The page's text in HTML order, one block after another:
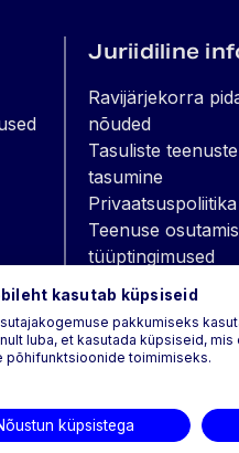
Juriidiline
Ravijärjekorra
nõuded
Tasuliste
tasumine
Privaatsuspoliitika
Teenuse
tüüptingimused
Isikuandmete
Volikiri
tutvumiseks
Patsiendikindlustus
kasutab küpsiseid
pakkumiseks
luba, et kasutada küpsiseid,
põhifunktsioonide toimimiseks.
küpsistega